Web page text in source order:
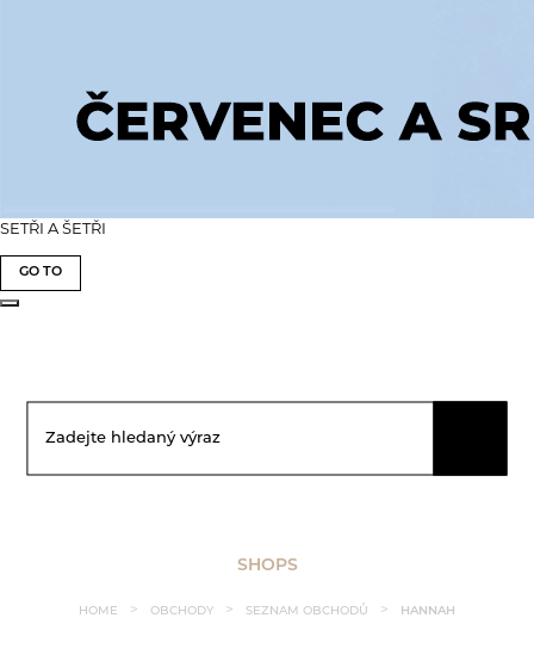
SETŘI A ŠETŘI
GO TO
SHOPS
HOME OBCHODY SEZNAM OBCHODŮ HANNAH